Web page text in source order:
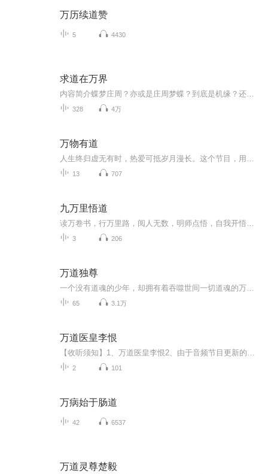
万历续道赞
5 4430
求道在万界
328 4万
万物有道
13 707
九万里悟道
3 206
万道独尊
65 3.1万
万道医皇李恨
2 101
万病始于肠道
42 6537
万道灵尊楚毅